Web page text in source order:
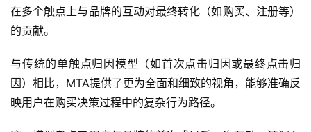
在多个触点上与品牌的互动对最终转化（如购买、注册等）
的贡献。
与传统的单触点归因模型（如首次点击归因或最终点击归
因）相比，MTA提供了更为全面和细致的视角，能够准确反
映用户在购买决策过程中的复杂行为路径。